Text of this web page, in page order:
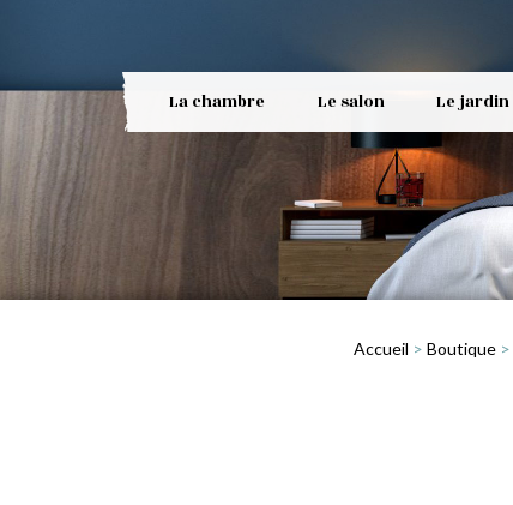
La chambre Le salon Le jardin
Accueil > Boutique >